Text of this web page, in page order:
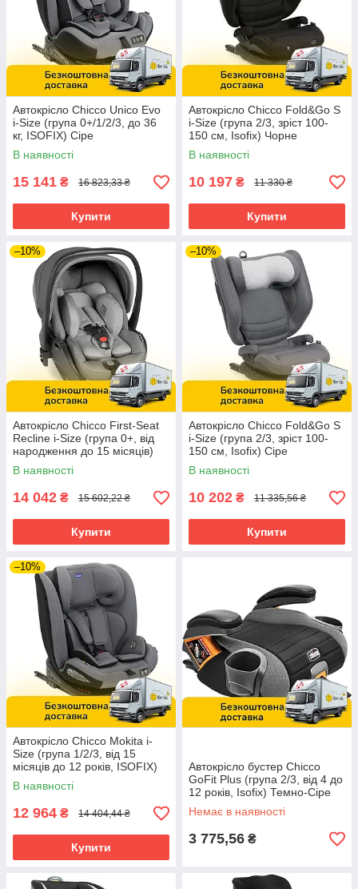
Автокрісло Chicco Unico Evo
i-Size (група 0+/1/2/3, до 36
кг, ISOFIX) Сіре
В наявності
15 141 ₴ 16 823,33 ₴
Купити
Автокрісло Chicco Fold&Go S
i-Size (група 2/3, зріст 100-
150 см, Isofix) Чорне
В наявності
10 197 ₴ 11 330 ₴
Купити
–10%
Автокрісло Chicco First-Seat
Recline i-Size (група 0+, від
народження до 15 місяців)
Сіре
В наявності
14 042 ₴ 15 602,22 ₴
Купити
–10%
Автокрісло Chicco Fold&Go S
i-Size (група 2/3, зріст 100-
150 см, Isofix) Сіре
В наявності
10 202 ₴ 11 335,56 ₴
Купити
–10%
Автокрісло Chicco Mokita i-
Size (група 1/2/3, від 15
місяців до 12 років, ISOFIX)
Сіре
В наявності
12 964 ₴ 14 404,44 ₴
Купити
Автокрісло бустер Chicco
GoFit Plus (група 2/3, від 4 до
12 років, Isofix) Темно-Сіре
Немає в наявності
3 775,56 ₴